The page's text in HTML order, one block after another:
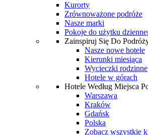
Kurorty
Zrównoważone podróże
Nasze marki
Pokoje do użytku
Zainspiruj Się Do
Nasze nowe hotele
Kierunki miesiąca
Wycieczki rodzinne
Hotele w górach
Hotele Według Miejsca
Warszawa
Kraków
Gdańsk
Polska
Zobacz wszystkie